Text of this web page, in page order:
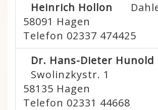
Heinrich Hollon
58091 Hagen
Telefon 02337 474425
Dr. Hans-Dieter Hunold
Swolinzkystr. 1
58135 Hagen
Telefon 02331 44668